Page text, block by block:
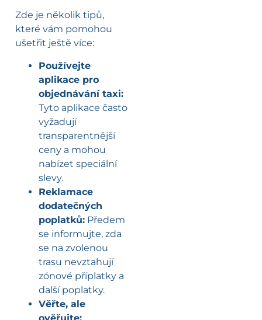
Zde je několik tipů,
které vám pomohou
ušetřit ještě více:
Používejte
aplikace pro
objednávání taxi:
Tyto aplikace často
vyžadují
transparentnější
ceny a mohou
nabízet speciální
slevy.
Reklamace
dodatečných
poplatků: Předem
se informujte, zda
se na zvolenou
trasu nevztahují
zónové příplatky a
další poplatky.
Věřte, ale